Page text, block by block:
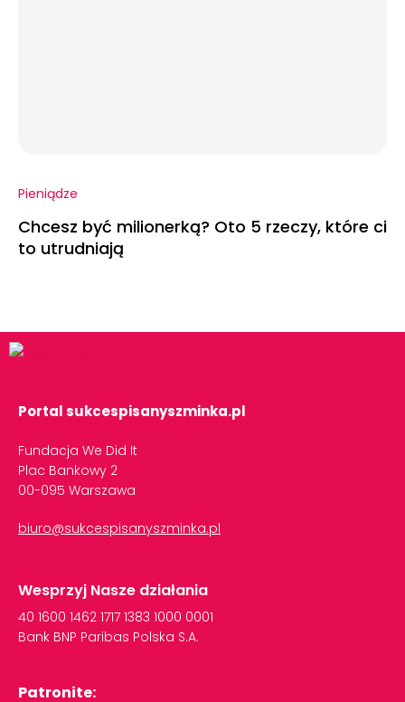
Pieniądze
Chcesz być milionerką? Oto 5 rzeczy, które ci
to utrudniają
Portal sukcespisanyszminka.pl
Fundacja We Did It
Plac Bankowy 2
00-095 Warszawa
biuro@sukcespisanyszminka.pl
Wesprzyj Nasze działania
40 1600 1462 1717 1383 1000 0001
Bank BNP Paribas Polska S.A.
Patronite: